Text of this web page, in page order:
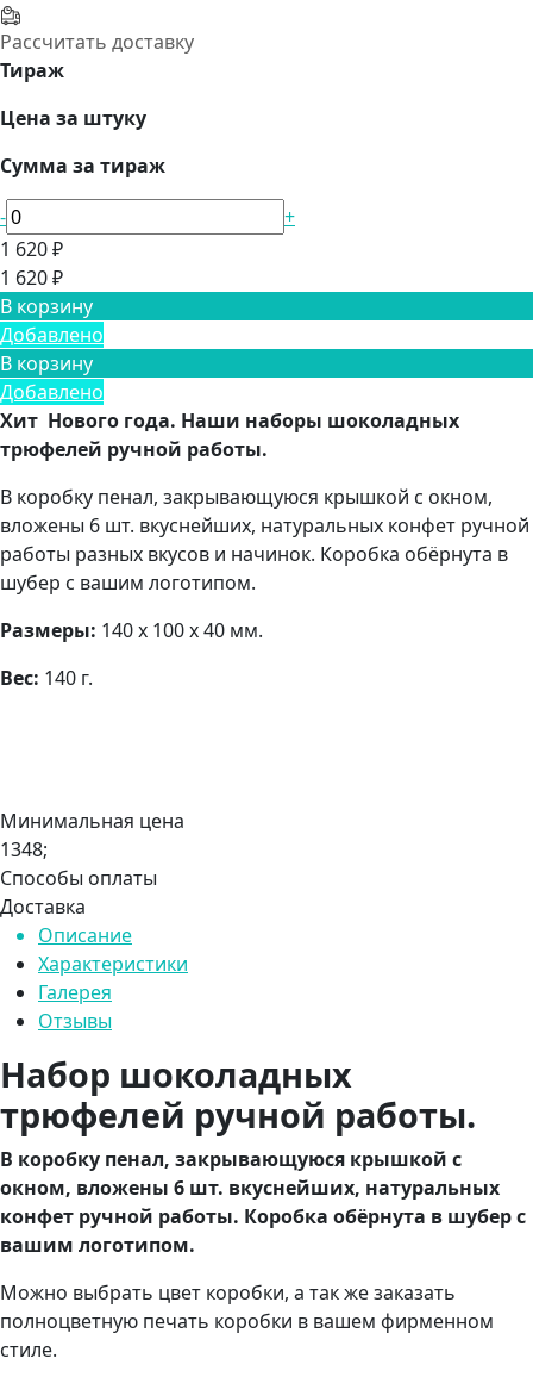
Рассчитать доставку
Тираж
Цена за штуку
Сумма за тираж
-
+
1 620 ₽
1 620 ₽
В корзину
Добавлено
В корзину
Добавлено
Хит Нового года. Наши наборы шоколадных
трюфелей ручной работы.
В коробку пенал, закрывающуюся крышкой с окном,
вложены 6 шт. вкуснейших, натуральных конфет ручной
работы разных вкусов и начинок. Коробка обёрнута в
шубер с вашим логотипом.
Размеры: 140 х 100 х 40 мм.
Вес: 140 г.
Минимальная цена
1348;
Способы оплаты
Доставка
Описание
Характеристики
Галерея
Отзывы
Набор шоколадных
трюфелей ручной работы.
В коробку пенал, закрывающуюся крышкой с
окном, вложены 6 шт. вкуснейших, натуральных
конфет ручной работы. Коробка обёрнута в шубер с
вашим логотипом.
Можно выбрать цвет коробки, а так же заказать
полноцветную печать коробки в вашем фирменном
стиле.